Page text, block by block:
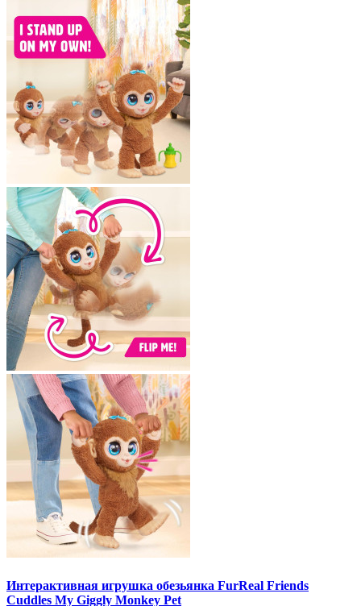
Интерактивная игрушка обезьянка FurReal Friends
Cuddles My Giggly Monkey Pet